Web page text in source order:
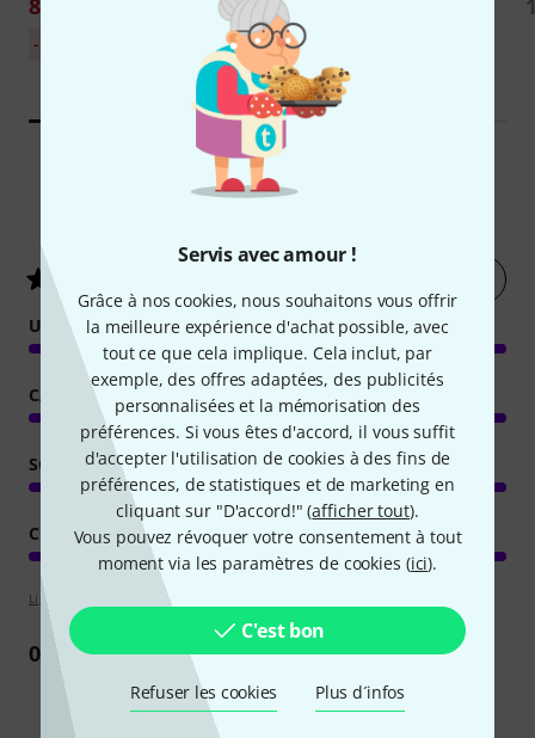
Servis avec amour !
Grâce à nos cookies, nous souhaitons vous offrir
la meilleure expérience d'achat possible, avec
tout ce que cela implique. Cela inclut, par
exemple, des offres adaptées, des publicités
personnalisées et la mémorisation des
préférences. Si vous êtes d'accord, il vous suffit
d'accepter l'utilisation de cookies à des fins de
préférences, de statistiques et de marketing en
cliquant sur "D'accord!" (afficher tout).
Vous pouvez révoquer votre consentement à tout
moment via les paramètres de cookies (ici).
C'est bon
Refuser les cookies Plus d´infos
88 €
-7%
399 €
UTILISATION
CARACTÉRISTIQUES
SON/QUALITÉ
CONSOMMATION DE RESSOURCES
Lignes directrices d'évaluation
0Commentaire